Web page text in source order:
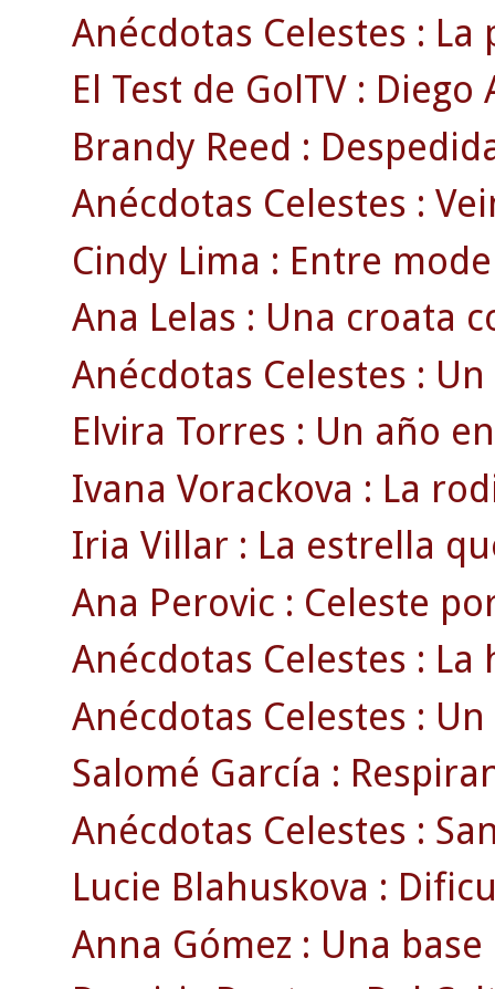
Anécdotas Celestes :
El Test de GolTV : Diego
Brandy Reed :
Anécdotas Celestes :
Cindy Lima : Entre
Ana Lelas : Una croata
Anécdotas Celestes :
Elvira Torres : Un año
Ivana Vorackova : La
Iria Villar : La estrella
Ana Perovic : Celeste
Anécdotas Celestes :
Anécdotas Celestes :
Salomé García :
Anécdotas Celestes :
Lucie Blahuskova :
Anna Gómez : Una